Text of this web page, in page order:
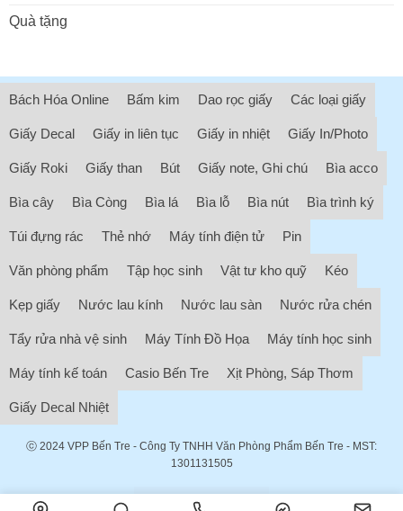
Quà tặng
Bách Hóa Online Bấm kim Dao rọc giấy Các loại giấy
Giấy Decal Giấy in liên tục Giấy in nhiệt Giấy In/Photo
Giấy Roki Giấy than Bút Giấy note, Ghi chú Bìa acco
Bìa cây Bìa Còng Bìa lá Bìa lỗ Bìa nút Bìa trình ký
Túi đựng rác Thẻ nhớ Máy tính điện tử Pin
Văn phòng phẩm Tập học sinh Vật tư kho quỹ Kéo
Kẹp giấy Nước lau kính Nước lau sàn Nước rửa chén
Tẩy rửa nhà vệ sinh Máy Tính Đồ Họa Máy tính học sinh
Máy tính kế toán Casio Bến Tre Xịt Phòng, Sáp Thơm
Giấy Decal Nhiệt
ⓒ 2024 VPP Bến Tre - Công Ty TNHH Văn Phòng Phẩm Bến Tre - MST:
1301131505